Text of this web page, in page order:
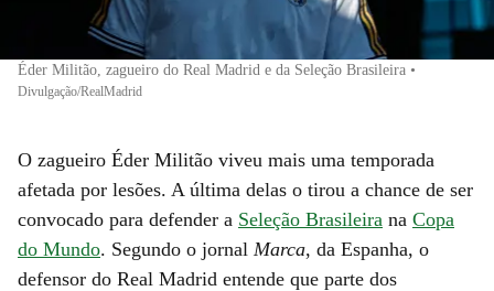
Éder Militão, zagueiro do Real Madrid e da Seleção Brasileira •
Divulgação/RealMadrid
O zagueiro Éder Militão viveu mais uma temporada
afetada por lesões. A última delas o tirou a chance de ser
convocado para defender a Seleção Brasileira na Copa
do Mundo. Segundo o jornal Marca, da Espanha, o
defensor do Real Madrid entende que parte dos